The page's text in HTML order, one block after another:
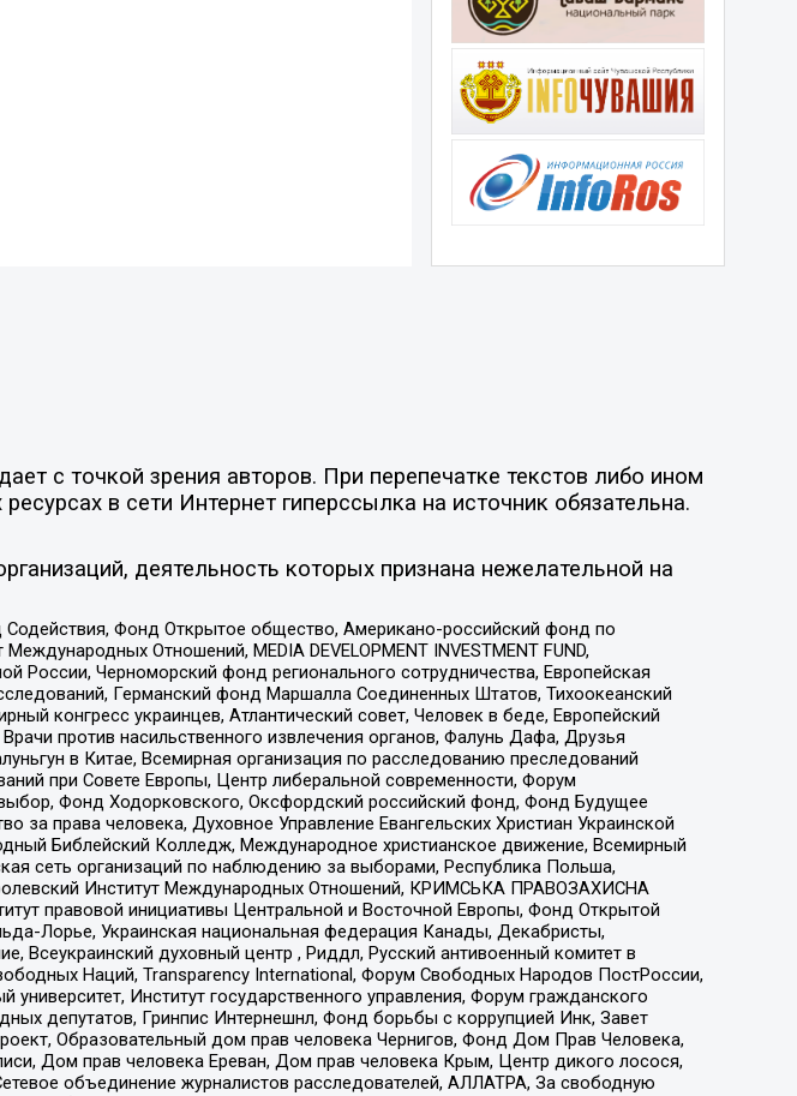
с точкой зрения авторов. При перепечатке текстов либо ином
в сети Интернет гиперссылка на источник обязательна.
деятельность которых признана нежелательной на
Фонд Открытое общество, Американо-российский фонд по
Отношений, MEDIA DEVELOPMENT INVESTMENT FUND,
России, Черноморский фонд регионального сотрудничества, Европейская
Германский фонд Маршалла Соединенных Штатов, Тихоокеанский
конгресс украинцев, Атлантический совет, Человек в беде, Европейский
против насильственного извлечения органов, Фалунь Дафа, Друзья
в Китае, Всемирная организация по расследованию преследований
при Совете Европы, Центр либеральной современности, Форум
Фонд Ходорковского, Оксфордский российский фонд, Фонд Будущее
права человека, Духовное Управление Евангельских Христиан Украинской
Библейский Колледж, Международное христианское движение, Всемирный
сеть организаций по наблюдению за выборами, Республика Польша,
Институт Международных Отношений, КРИМСЬКА ПРАВОЗАХИСНА
правовой инициативы Центральной и Восточной Европы, Фонд Открытой
Лорье, Украинская национальная федерация Канады, Декабристы,
духовный центр , Риддл, Русский антивоенный комитет в
Наций, Transparеncy International, Форум Свободных Народов ПостРоссии,
Институт государственного управления, Форум гражданского
депутатов, Гринпис Интернешнл, Фонд борьбы с коррупцией Инк, Завет
Образовательный дом прав человека Чернигов, Фонд Дом Прав Человека,
Дом прав человека Ереван, Дом прав человека Крым, Центр дикого лосося,
объединение журналистов расследователей, АЛЛАТРА, За свободную